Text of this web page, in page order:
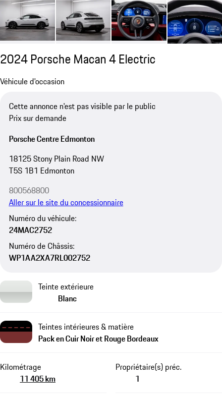
2024 Porsche Macan 4 Electric
Véhicule d'occasion
Cette annonce n'est pas visible par le public
Prix sur demande
Porsche Centre Edmonton
18125 Stony Plain Road NW
T5S 1B1 Edmonton
800568800
Aller sur le site du concessionnaire
Numéro du véhicule:
24MAC2752
Numéro de Châssis:
WP1AA2XA7RL002752
Teinte extérieure
Blanc
Teintes intérieures & matière
Pack en Cuir Noir et Rouge Bordeaux
Kilométrage
11 405 km
Propriétaire(s) préc.
1